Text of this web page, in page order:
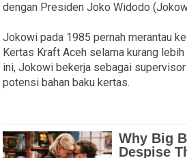
dengan Presiden Joko Widodo
Jokowi pada 1985 pernah merantau
Kertas Kraft Aceh selama kurang
ini, Jokowi bekerja sebagai
potensi bahan baku kertas.